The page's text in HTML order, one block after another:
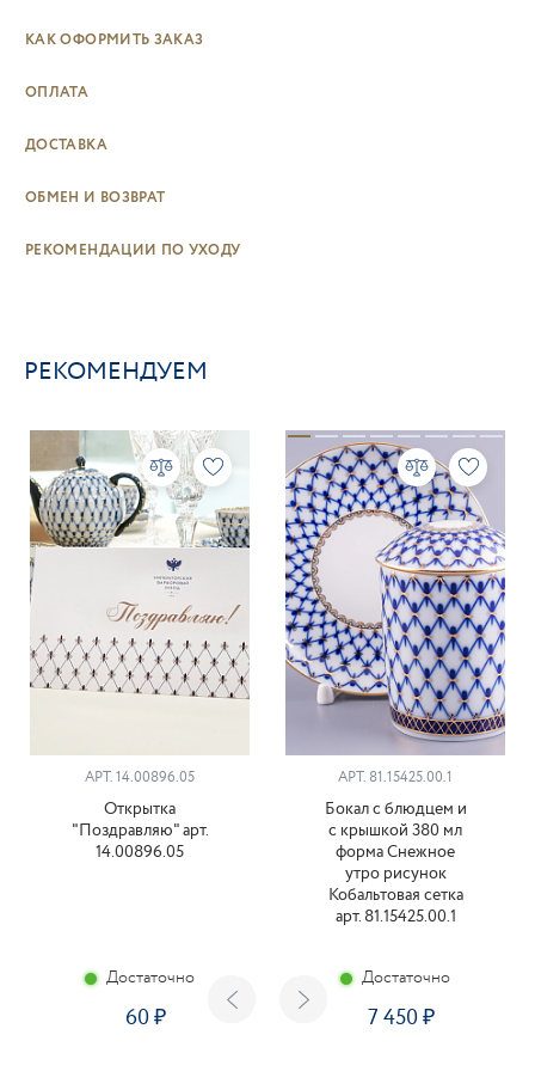
КАК ОФОРМИТЬ ЗАКАЗ
ОПЛАТА
ДОСТАВКА
ОБМЕН И ВОЗВРАТ
РЕКОМЕНДАЦИИ ПО УХОДУ
РЕКОМЕНДУЕМ
АРТ. 14.00896.05
Открытка
"Поздравляю" арт.
14.00896.05
Достаточно
60
АРТ. 81.15425.00.1
Бокал с блюдцем и
с крышкой 380 мл
форма Снежное
утро рисунок
Кобальтовая сетка
арт. 81.15425.00.1
Достаточно
7 450